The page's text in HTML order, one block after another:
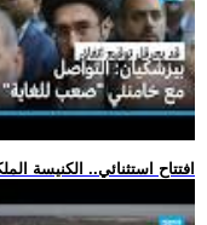
.. افتتاح استثنائي.. الكنيسة